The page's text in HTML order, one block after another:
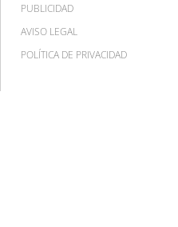
PUBLICIDAD
AVISO LEGAL
POLÍTICA DE PRIVACIDAD